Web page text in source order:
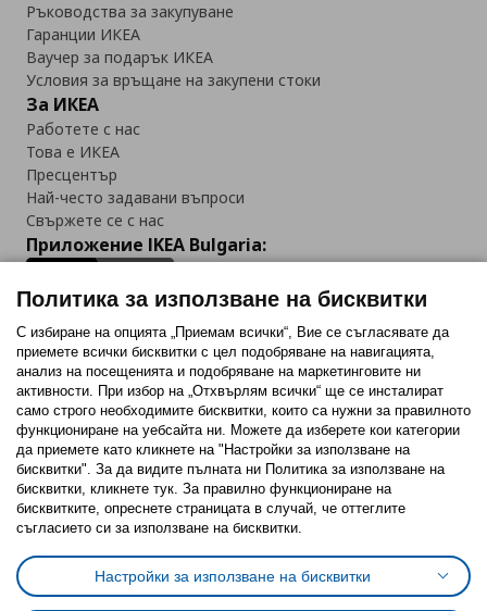
Ръководства за закупуване
Гаранции ИКЕА
Ваучер за подарък ИКЕА
Условия за връщане на закупени стоки
За ИКЕА
Работете с нас
Това е ИКЕА
Пресцентър
Най-често задавани въпроси
Свържете се с нас
Приложение IKEA Bulgaria:
Последвайте ни:
FacebookTwitterYoutubePinterestInstagram
Политика за използване на бисквитки (Cookies)
Избор на настройки за използване на бисквитки
Условия за ползване на ikea.bgОбща политика за личните данни
Политика за защита на личните данни на ikea.bg
Политика за използване на бисквитки
С избиране на опцията „Приемам всички“, Вие се съгласявате да
приемете всички бисквитки с цел подобряване на навигацията,
анализ на посещенията и подобряване на маркетинговите ни
активности. При избор на „Отхвърлям всички“ ще се инсталират
само строго необходимитe бисквитки, които са нужни за правилното
функциониране на уебсайта ни. Можете да изберете кои категории
да приемете като кликнете на "Настройки за използване на
бисквитки". За да видите пълната ни Политика за използване на
бисквитки, кликнете тук. За правилно функциониране на
бисквитките, опреснете страницата в случай, че оттеглите
съгласието си за използване на бисквитки.
Настройки за използване на бисквитки